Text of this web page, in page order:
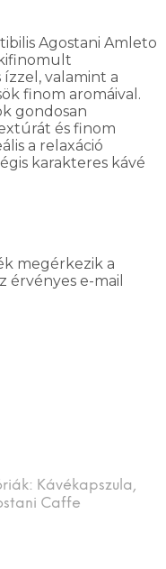
Agostani Amleto
valamint a
finom aromáival.
gondosan
és finom
a relaxáció
karakteres kávé
megérkezik a
érvényes e-mail
Kávékapszula,
Caffe